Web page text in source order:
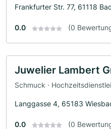
Frankfurter Str. 77, 61118
0.0 (0
Juwelier Lambert
Schmuck ·
Langgasse 4, 65183
0.0 (0